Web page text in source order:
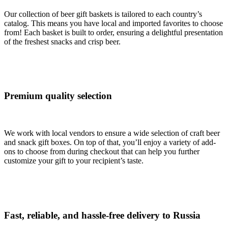
Our collection of beer gift baskets is tailored to each country’s
catalog. This means you have local and imported favorites to choose
from! Each basket is built to order, ensuring a delightful presentation
of the freshest snacks and crisp beer.
Premium quality selection
We work with local vendors to ensure a wide selection of craft beer
and snack gift boxes. On top of that, you’ll enjoy a variety of add-
ons to choose from during checkout that can help you further
customize your gift to your recipient’s taste.
Fast, reliable, and hassle-free delivery to Russia